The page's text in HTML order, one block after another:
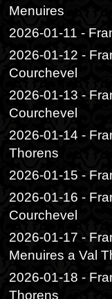
Menuires
2026-01-11 -
2026-01-12 -
Courchevel
2026-01-13 -
Courchevel
2026-01-14 -
Thorens
2026-01-15 -
2026-01-16 -
Courchevel
2026-01-17 -
Menuires a Val
2026-01-18 -
Thorens